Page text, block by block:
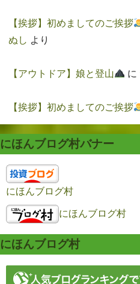
【挨拶】初めましてのご挨拶
ぬし より
【アウトドア】娘と登山 に
【挨拶】初めましてのご挨拶
にほんブログ村バナー
にほんブログ村
にほんブログ村
にほんブログ村